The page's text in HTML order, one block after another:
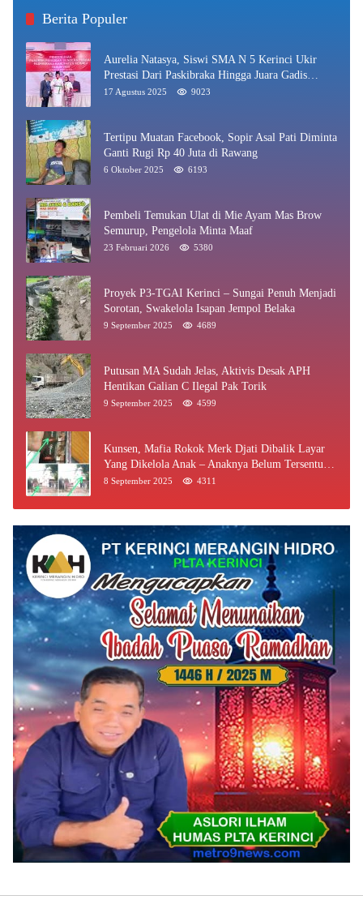
Berita Populer
Aurelia Natasya, Siswi SMA N 5 Kerinci Ukir
Prestasi Dari Paskibraka Hingga Juara Gadis
Kerinci 2025
17 Agustus 2025 9023
Tertipu Muatan Facebook, Sopir Asal Pati Diminta
Ganti Rugi Rp 40 Juta di Rawang
6 Oktober 2025 6193
Pembeli Temukan Ulat di Mie Ayam Mas Brow
Semurup, Pengelola Minta Maaf
23 Februari 2026 5380
Proyek P3-TGAI Kerinci – Sungai Penuh Menjadi
Sorotan, Swakelola Isapan Jempol Belaka
9 September 2025 4689
Putusan MA Sudah Jelas, Aktivis Desak APH
Hentikan Galian C Ilegal Pak Torik
9 September 2025 4599
Kunsen, Mafia Rokok Merk Djati Dibalik Layar
Yang Dikelola Anak – Anaknya Belum Tersentuh
Bea Cukai Jambi
8 September 2025 4311